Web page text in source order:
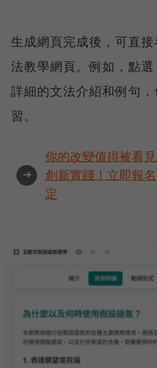
生成網頁完成後，可直
法教學網頁。例如，點
詳細的文法介紹和例句
習。
➜
你的改變值得被看
創新實踐！立即報
定